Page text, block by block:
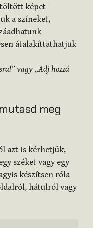
képet –
a színeket,
átalakíttathatjuk
vagy „Adj hozzá
meg
azt is kérhetjük,
széket vagy egy
készítsen róla
hátulról vagy